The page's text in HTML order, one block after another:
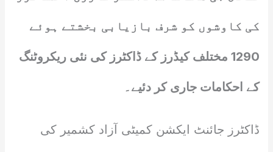
کی کاوشوں کو شرف بازیابی بخشتے ہوئے
1290 مختلف کیڈرز کے ڈاکٹرز کی نئی ریکروٹنگ
کے احکامات جاری کر دئیے۔
ڈاکٹرز جائنٹ ایکشن کمیٹی آزاد کشمیر کی